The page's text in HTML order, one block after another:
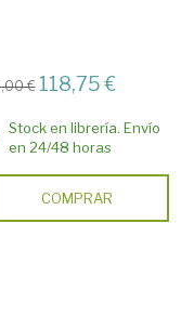
€ 118,75 €
Stock en librería. Envío
en 24/48 horas
COMPRAR